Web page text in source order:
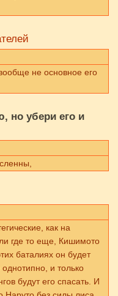
не основное его
но убери его и
как на
где то еще, Кишимото
баталиях он будет
и только
будут его спасать. И